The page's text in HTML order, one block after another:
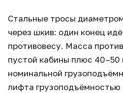
Стальные тросы
через шкив: один конец
противовесу. Масса
пустой кабины плюс 40–50
номинальной
лифта грузоподъёмностью